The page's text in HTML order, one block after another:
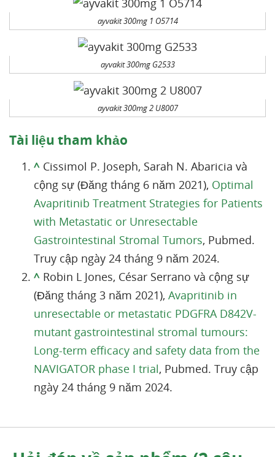
ayvakit 300mg 1 O5714
ayvakit 300mg G2533
ayvakit 300mg 2 U8007
Tài liệu tham khảo
^ Cissimol P. Joseph, Sarah N. Abaricia và
cộng sự (Đăng tháng 6 năm 2021), Optimal
Avapritinib Treatment Strategies for Patients
with Metastatic or Unresectable
Gastrointestinal Stromal Tumors, Pubmed.
Truy cập ngày 24 tháng 9 năm 2024.
^ Robin L Jones, César Serrano và cộng sự
(Đăng tháng 3 năm 2021), Avapritinib in
unresectable or metastatic PDGFRA D842V-
mutant gastrointestinal stromal tumours:
Long-term efficacy and safety data from the
NAVIGATOR phase I trial, Pubmed. Truy cập
ngày 24 tháng 9 năm 2024.